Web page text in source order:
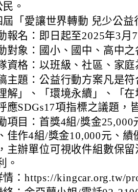
。
屆「愛讓世界轉動 兒少公
報名：即日起至2025年3月
對象：國小、國中、高中
資格：以班級、社區、家
主題：公益行動方案凡是
解」、「環境永續」、「
應SDGs17項指標之議題，
項目：首獎4組/獎金
佳作4組/獎金10,000元、
主辦單位可視收件組數保
。
情：https://kingcar.org.tw/